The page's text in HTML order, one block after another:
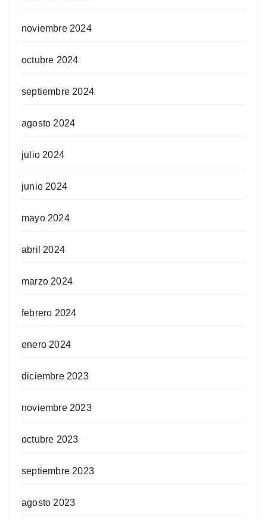
noviembre 2024
octubre 2024
septiembre 2024
agosto 2024
julio 2024
junio 2024
mayo 2024
abril 2024
marzo 2024
febrero 2024
enero 2024
diciembre 2023
noviembre 2023
octubre 2023
septiembre 2023
agosto 2023